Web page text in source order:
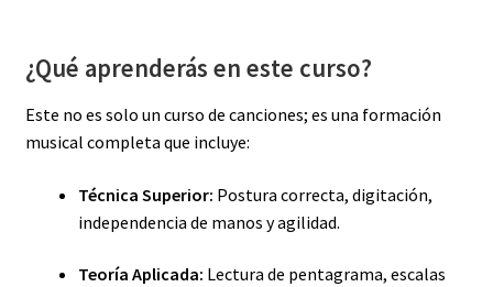
¿Qué aprenderás en este curso?
Este no es solo un curso de canciones; es una formación
musical completa que incluye:
Técnica Superior: Postura correcta, digitación,
independencia de manos y agilidad.
Teoría Aplicada: Lectura de pentagrama, escalas